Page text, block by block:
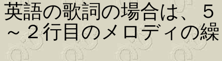
英語の歌詞の場合は、
～２行目のメロディの